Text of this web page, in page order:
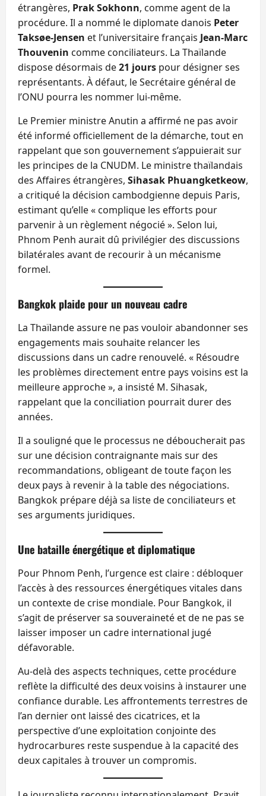
étrangères, Prak Sokhonn, comme agent de la
procédure. Il a nommé le diplomate danois Peter
Taksøe-Jensen et l’universitaire français Jean-Marc
Thouvenin comme conciliateurs. La Thaïlande
dispose désormais de21 jours pour désigner ses
représentants. À défaut, le Secrétaire général de
l’ONU pourra les nommer lui-même.
Le Premier ministre Anutin a affirmé ne pas avoir
été informé officiellement de la démarche, tout en
rappelant que son gouvernement s’appuierait sur
les principes de la CNUDM. Le ministre thaïlandais
des Affaires étrangères, Sihasak Phuangketkeow,
a critiqué la décision cambodgienne depuis Paris,
estimant qu’elle « complique les efforts pour
parvenir à un règlement négocié ». Selon lui,
Phnom Penh aurait dû privilégier des discussions
bilatérales avant de recourir à un mécanisme
formel.
Bangkok plaide pour un nouveau cadre
La Thaïlande assure ne pas vouloir abandonner ses
engagements mais souhaite relancer les
discussions dans un cadre renouvelé. « Résoudre
les problèmes directement entre pays voisins est la
meilleure approche », a insisté M. Sihasak,
rappelant que la conciliation pourrait durer des
années.
Il a souligné que le processus ne déboucherait pas
sur une décision contraignante mais sur des
recommandations, obligeant de toute façon les
deux pays à revenir à la table des négociations.
Bangkok prépare déjà sa liste de conciliateurs et
ses arguments juridiques.
Une bataille énergétique et diplomatique
Pour Phnom Penh, l’urgence est claire : débloquer
l’accès à des ressources énergétiques vitales dans
un contexte de crise mondiale. Pour Bangkok, il
s’agit de préserver sa souveraineté et de ne pas se
laisser imposer un cadre international jugé
défavorable.
Au-delà des aspects techniques, cette procédure
reflète la difficulté des deux voisins à instaurer une
confiance durable. Les affrontements terrestres de
l’an dernier ont laissé des cicatrices, et la
perspective d’une exploitation conjointe des
hydrocarbures reste suspendue à la capacité des
deux capitales à trouver un compromis.